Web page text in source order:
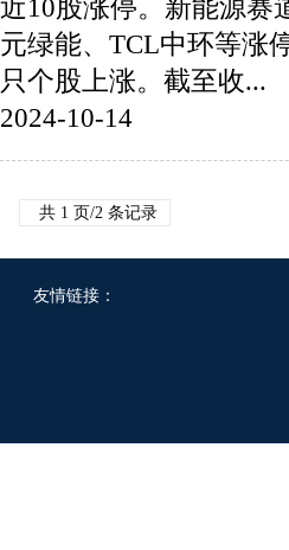
近10股涨停。新能源赛
元绿能、TCL中环等涨
只个股上涨。截至收...
2024-10-14
共 1 页/2 条记录
友情链接：